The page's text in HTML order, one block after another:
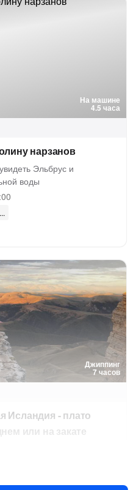
На машине
4.5 часа
нарзанов
Эльбрус и
воды
Джиппинг
7 часов
Исландия - плато
или на закате